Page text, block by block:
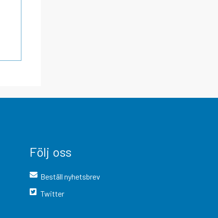
Följ oss
Beställ nyhetsbrev
Twitter